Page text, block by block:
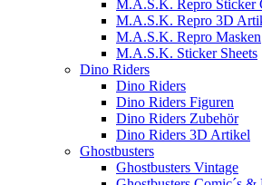
M.A.S.K. Repro Sticker
M.A.S.K. Repro 3D
M.A.S.K. Repro Masken
M.A.S.K. Sticker Sheets
Dino Riders
Dino Riders
Dino Riders Figuren
Dino Riders Zubehör
Dino Riders 3D Artikel
Ghostbusters
Ghostbusters Vintage